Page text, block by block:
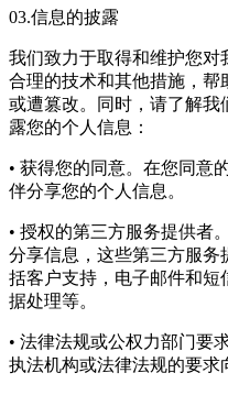
03.信息的披露
我们致力于取得和维护您对
合理的技术和其他措施，帮
或遭篡改。同时，请了解我
露您的个人信息：
• 获得您的同意。在您同意
伴分享您的个人信息。
• 授权的第三方服务提供者
分享信息，这些第三方服
括客户支持，电子邮件和短
据处理等。
• 法律法规或公权力部门要
执法机构或法律法规的要求